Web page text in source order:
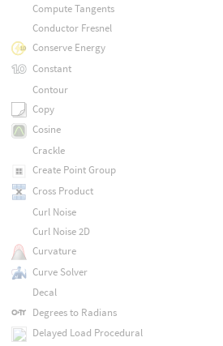
Compute Tangents
Conductor Fresnel
Conserve Energy
Constant
Contour
Copy
Cosine
Crackle
Create Point Group
Cross Product
Curl Noise
Curl Noise 2D
Curvature
Curve Solver
Decal
Degrees to Radians
Delayed Load Procedural